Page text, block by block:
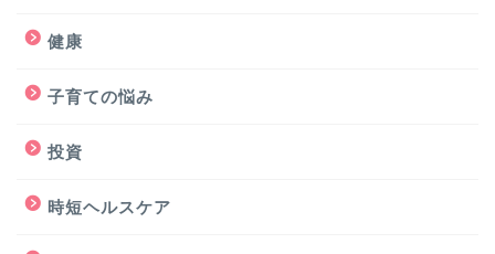
健康
子育ての悩み
投資
時短ヘルスケア